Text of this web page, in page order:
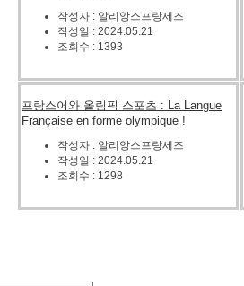
작성자 : 알리앙스프랑세즈
작성일 : 2024.05.21
조회수 : 1393
프랑스어와 올림픽 스포츠 : La Langue
Française en forme olympique !
작성자 : 알리앙스프랑세즈
작성일 : 2024.05.21
조회수 : 1298